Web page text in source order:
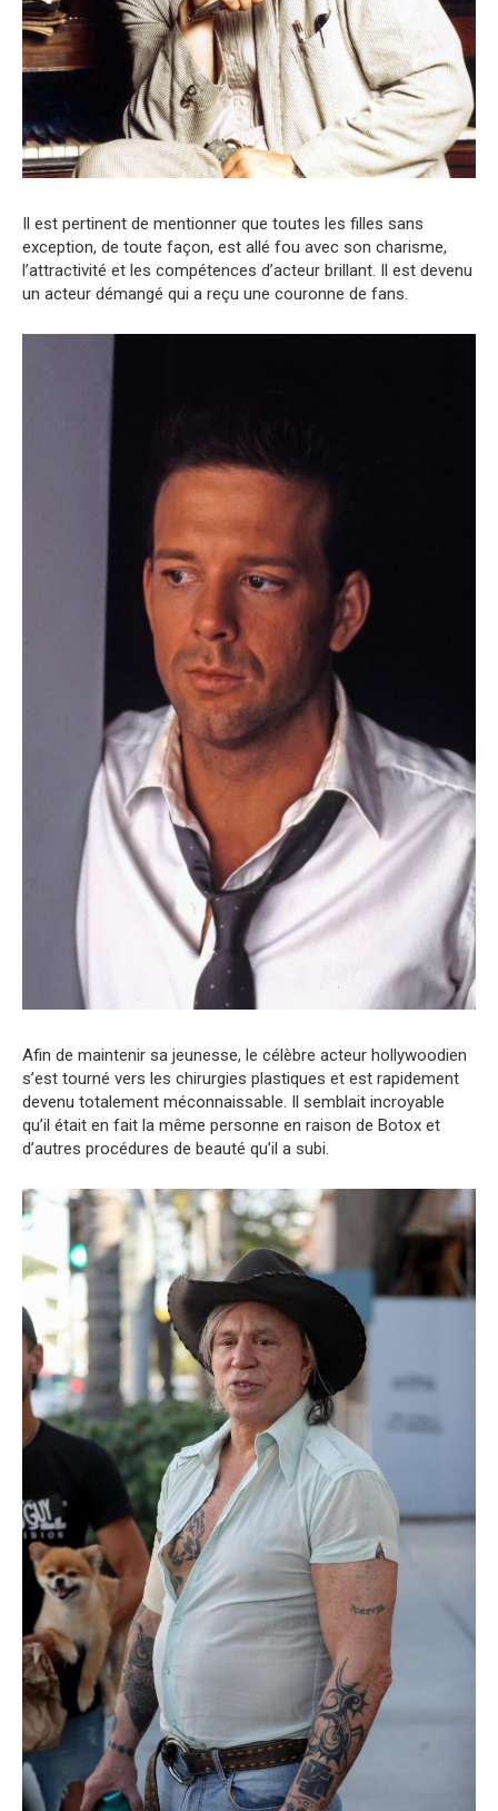
Il est pertinent de mentionner que toutes les filles sans
exception, de toute façon, est allé fou avec son charisme,
l’attractivité et les compétences d’acteur brillant. Il est devenu
un acteur démangé qui a reçu une couronne de fans.
Afin de maintenir sa jeunesse, le célèbre acteur hollywoodien
s’est tourné vers les chirurgies plastiques et est rapidement
devenu totalement méconnaissable. Il semblait incroyable
qu’il était en fait la même personne en raison de Botox et
d’autres procédures de beauté qu’il a subi.